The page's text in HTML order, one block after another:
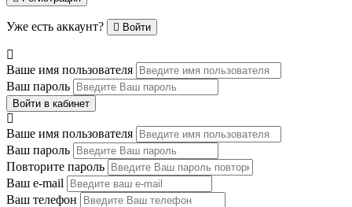
Уже есть аккаунт? Войти
Ваше имя пользователя
Ваш пароль
Войти в кабинет
Ваше имя пользователя
Ваш пароль
Повторите пароль
Ваш e-mail
Ваш телефон